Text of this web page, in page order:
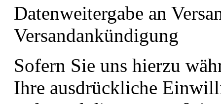
Datenweitergabe an
Versandankündigung
Sofern Sie uns hierzu
Ihre ausdrückliche